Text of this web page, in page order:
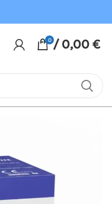
0 / 0,00€